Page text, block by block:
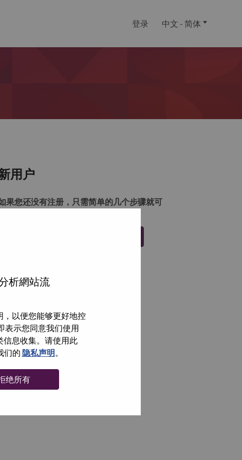
析網站流
，以便您能够更好地控
表示您同意我们使用
信息收集。请使用此
们的 隐私声明。
绝所有
登录 中文 - 简体
用户
果您还没有注册，只需简单的几个步骤就可